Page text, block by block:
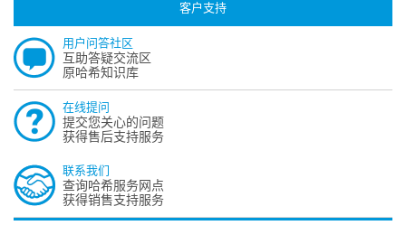
客户支持
用户问答社区
互助答疑交流区
原哈希知识库
在线提问
提交您关心的问题
获得售后支持服务
联系我们
查询哈希服务网点
获得销售支持服务